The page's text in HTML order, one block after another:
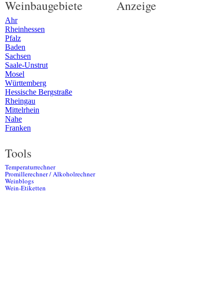
Weinbaugebiete
Ahr
Rheinhessen
Pfalz
Baden
Sachsen
Saale-Unstrut
Mosel
Württemberg
Hessische Bergstraße
Rheingau
Mittelrhein
Nahe
Franken
Tools
Temperaturrechner
Promillerechner / Alkoholrechner
Weinblogs
Wein-Etiketten
Anzeige